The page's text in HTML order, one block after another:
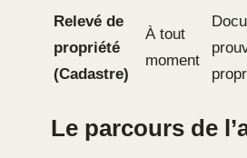
Relevé de
propriété
(Cadastre)
À tout
moment
Le parcours de